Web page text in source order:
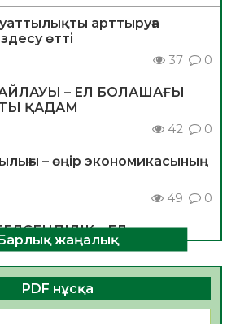
арттыруға
өтті
37 0
– ЕЛ БОЛАШАҒЫ
ҚАДАМ
42 0
– өңір экономикасының
49 0
– ЕЛ
47 0
– БОЛАШАҚҚА
ТАҢДАУ
жаңалық
PDF нұсқа